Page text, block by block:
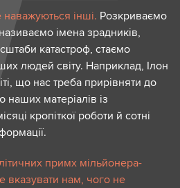
інші. Розкриваємо
імена зрадників,
катастроф, стаємо
людей світу. Наприклад, Ілон
що нас треба прирівняти до
наших матеріалів із
кропіткої роботи й сотні
примх мільйонера-
вказувати нам, чого не